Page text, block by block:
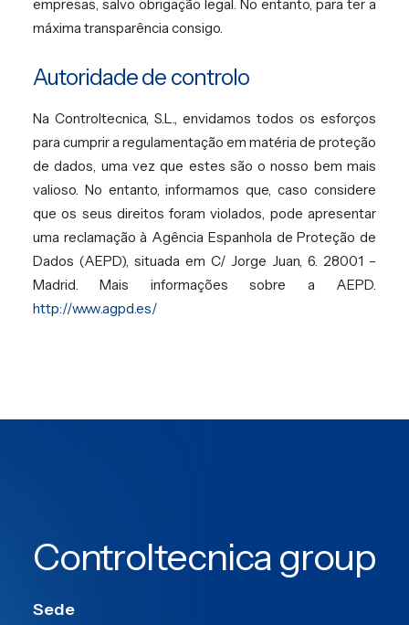
empresas, salvo obrigação legal. No entanto, para ter a
máxima transparência consigo.
Autoridade de controlo
Na Controltecnica, S.L., envidamos todos os esforços
para cumprir a regulamentação em matéria de proteção
de dados, uma vez que estes são o nosso bem mais
valioso. No entanto, informamos que, caso considere
que os seus direitos foram violados, pode apresentar
uma reclamação à Agência Espanhola de Proteção de
Dados (AEPD), situada em C/ Jorge Juan, 6. 28001 –
Madrid. Mais informações sobre a AEPD.
http://www.agpd.es/
Controltecnica group
Sede